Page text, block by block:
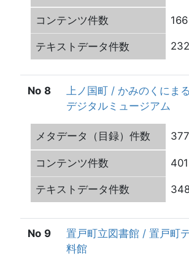
166
232
上ノ国町 / かみのくにま
デジタルミュージアム
8
377
401
置戸町立図書館 / 置戸町
料館
9